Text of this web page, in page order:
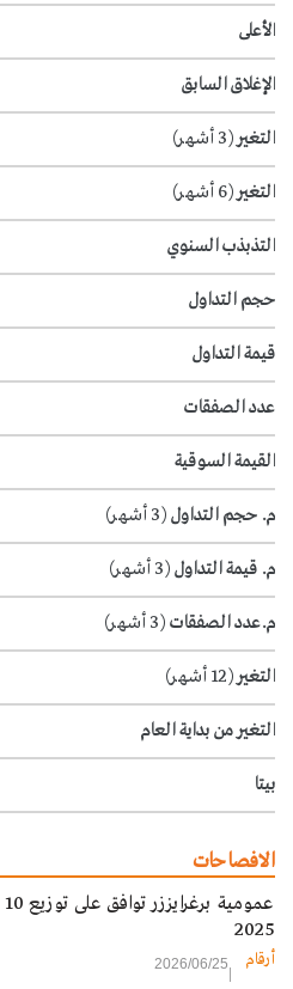
الأعلى
الإغلاق السابق
التغير(3 أشهر)
التغير(6 أشهر)
التذبذب السنوي
حجم التداول
قيمة التداول
عدد الصفقات
القيمة السوقية
م. حجم التداول (3 أشهر)
م. قيمة التداول (3 أشهر)
م.عدد الصفقات (3 أشهر)
التغير(12 أشهر)
التغير من بداية العام
بيتا
الافصاحات
2025
أرقام 2026/06/25